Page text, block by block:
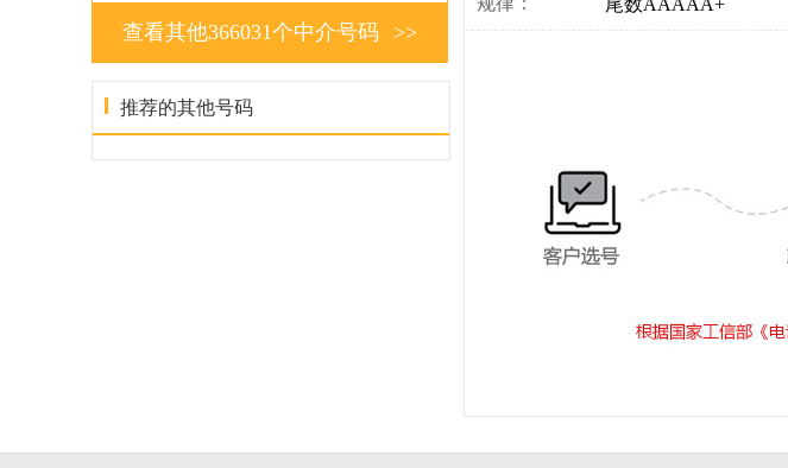
尾数AAAAA+
>>
查看其他366031个中介号码
推荐的其他号码